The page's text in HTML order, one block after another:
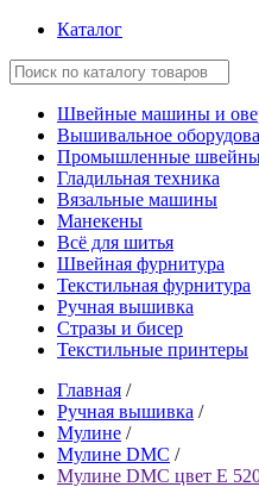
Каталог
Швейные машины и
Вышивальное
Промышленные
Гладильная техника
Вязальные машины
Манекены
Всё для шитья
Швейная фурнитура
Текстильная фурнитура
Ручная вышивка
Стразы и бисер
Текстильные принтеры
Главная /
Ручная вышивка /
Мулине /
Мулине DMC /
Мулине DMC цвет E